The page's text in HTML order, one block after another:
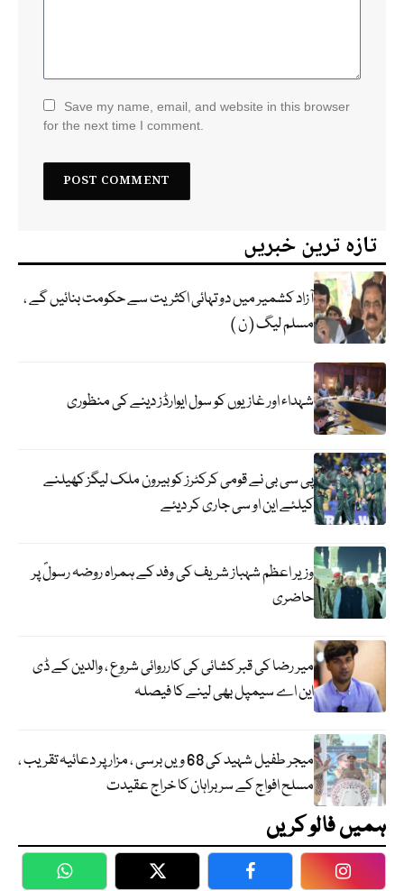
Save my name, email, and website in this browser
for the next time I comment.
تازہ ترین خبریں
آزاد کشمیر میں دو تہائی اکثریت سے حکومت بنائیں گے ،
مسلم لیگ ( ن )
شہداء اور غازیوں کو سول ایوارڈز دینے کی منظوری
پی سی بی نے قومی کرکٹرز کو بیرون ملک لیگز کھیلنے
کیلئے این او سی جاری کر دیئے
وزیر اعظم شہباز شریف کی وفد کے ہمراہ روضہ رسولؐ پر
حاضری
میر رضا کی قبر کشائی کی کارروائی شروع ، والدین کے ڈی
این اے سیمپل بھی لینے کا فیصلہ
میجر طفیل شہید کی 68 ویں برسی ، مزار پر دعائیہ تقریب ،
مسلح افواج کے سربراہان کا خراج عقیدت
ہمیں فالو کریں
WhatsApp Twitter Facebook